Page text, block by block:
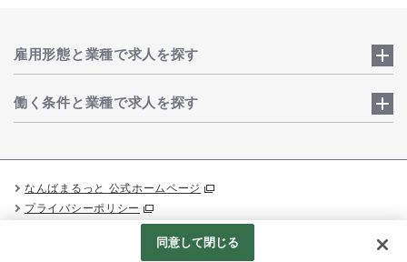
雇用形態と業種で求人を探す
働く条件と業種で求人を探す
なんばまるっと 公式ホームページ
プライバシーポリシー
Googleアナリティクスの利用について
同意して閉じる